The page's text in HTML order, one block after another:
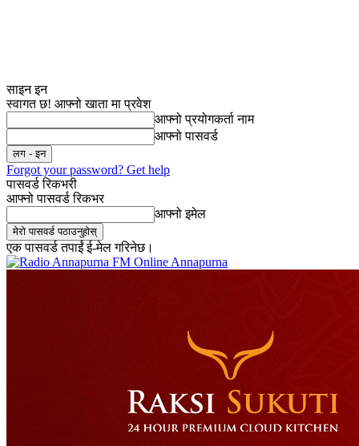
साइन इन
स्वागत छ! आफ्नो खाता मा प्रवेश
आफ्नो प्रयोगकर्ता नाम
आफ्नो पासवर्ड
Forgot your password? Get help
पासवर्ड रिकभरी
आफ्नो पासवर्ड रिकभर
आफ्नो इमेल
एक पासवर्ड तपाईं ई-मेल गरिनेछ।
Online Annapurna